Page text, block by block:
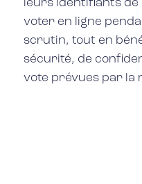
leurs identifiants
voter en ligne
scrutin, tout en
sécurité, de
vote prévues par la